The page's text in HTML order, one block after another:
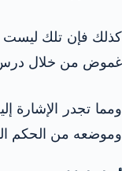
كذلك فإن تلك ليست
غموض من خلال درس
ومما تجدر
وموضعه من الحكم